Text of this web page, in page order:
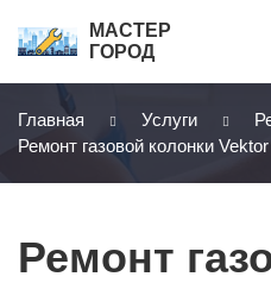
МАСТЕР
ГОРОД
Главная Услуги
Ремонт газовой колонки
Ремонт